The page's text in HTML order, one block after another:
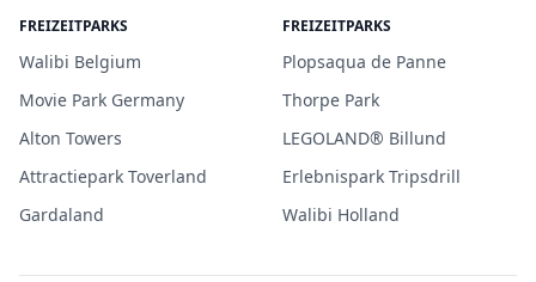
FREIZEITPARKS
Walibi Belgium
Movie Park Germany
Alton Towers
Attractiepark Toverland
Gardaland
FREIZEITPARKS
Plopsaqua de Panne
Thorpe Park
LEGOLAND® Billund
Erlebnispark Tripsdrill
Walibi Holland